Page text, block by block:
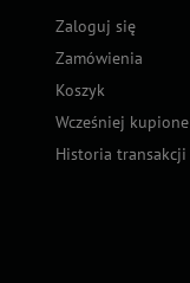
Zaloguj się
Zamówienia
Koszyk
Wcześniej kupione
Historia transakcji